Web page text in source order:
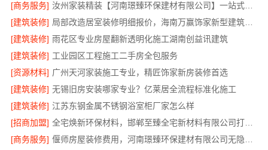
[商务服务]
汝州家装精装【河南璟臻环保建材有限公司】一站式整体装修服务
[建筑装修]
局部改造居室装修明细报价，海南万赢饰家新型建筑材料有限公司
[建筑装修] 雨花区专业房屋翻新透明化施工湖南创益讯建筑
[建筑装修] 工业园区工程施工二手房全包服务
[资源材料] 广州天河家装施工专业，精匠饰家新房装修首选
[建筑装修] 无锡旧房安装哪家专业？亿莱居全流程标准化施工
[建筑装修] 江苏东钢金属不锈钢浴室柜厂家怎么样
[招商加盟]
全宅焕新环保材料，邯郸至臻全宅新材料有限公司打造零醛居所
[商务服务]